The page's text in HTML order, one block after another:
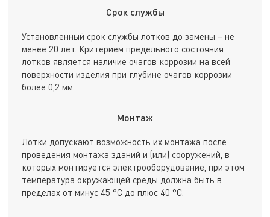
Срок службы
Установленный срок службы лотков до замены – не
менее 20 лет. Критерием предельного состояния
лотков является наличие очагов коррозии на всей
поверхности изделия при глубине очагов коррозии
более 0,2 мм.
Монтаж
Лотки допускают возможность их монтажа после
проведения монтажа зданий и (или) сооружений, в
которых монтируется электрооборудование, при этом
температура окружающей среды должна быть в
пределах от минус 45 °С до плюс 40 °С.